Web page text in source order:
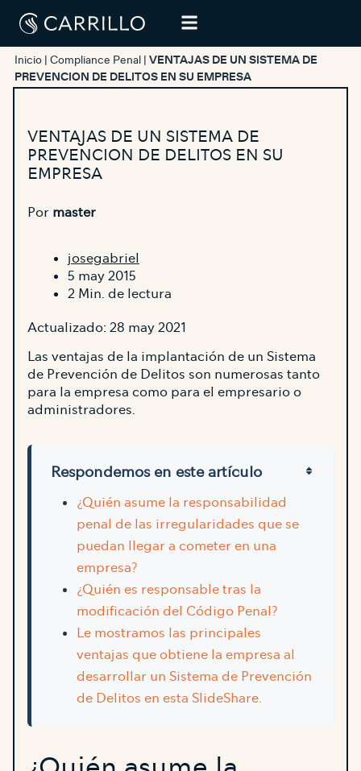
Inicio Compliance Penal
VENTAJAS DE UN SISTEMA DE
PREVENCION DE DELITOS EN SU EMPRESA
VENTAJAS DE UN SISTEMA DE
PREVENCION DE DELITOS EN SU
EMPRESA
Por master
josegabriel
5 may 2015
2 Min. de lectura
Actualizado: 28 may 2021
Las ventajas de la implantación de un Sistema
de Prevención de Delitos son numerosas tanto
para la empresa como para el empresario o
administradores.
Respondemos en este artículo
¿Quién asume la responsabilidad
penal de las irregularidades que se
puedan llegar a cometer en una
empresa?
¿Quién es responsable tras la
modificación del Código Penal?
Le mostramos las principales
ventajas que obtiene la empresa al
desarrollar un Sistema de Prevención
de Delitos en esta SlideShare.